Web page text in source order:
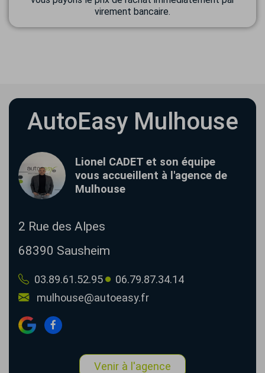
virement bancaire.
AutoEasy Mulhouse
Lionel CADET et son équipe
vous accueillent à l'agence de
Mulhouse
2 Rue des Alpes
68390 Sausheim
03.89.61.52.95
06.79.87.34.14
mulhouse@autoeasy.fr
Venir à l'agence